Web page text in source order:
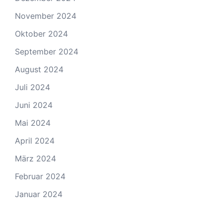
November 2024
Oktober 2024
September 2024
August 2024
Juli 2024
Juni 2024
Mai 2024
April 2024
März 2024
Februar 2024
Januar 2024